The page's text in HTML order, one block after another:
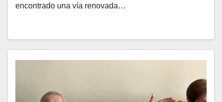
encontrado una vía renovada…